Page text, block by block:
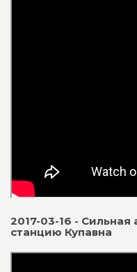
2017-03-16 - Сильная
станцию Купавна